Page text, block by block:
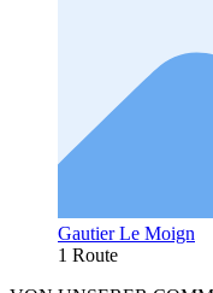
Gautier Le Moign
1 Route